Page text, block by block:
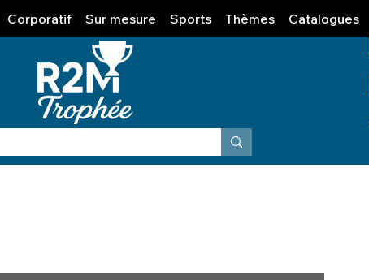
Corporatif Sur mesure Sports Thèmes Catalogues